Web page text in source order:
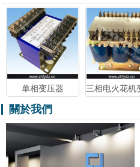
单相变压器
關於我們